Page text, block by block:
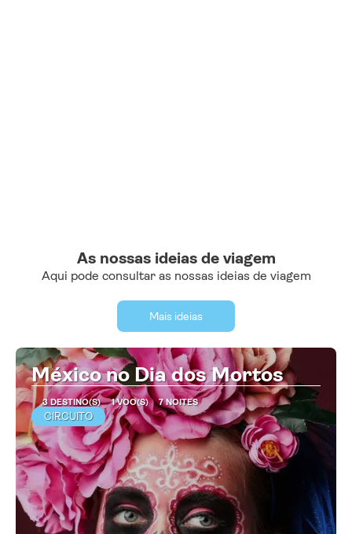
As nossas ideias de viagem
Aqui pode consultar as nossas ideias de viagem
Mais ideias
México no Dia dos Mortos
3 DESTINO(S) 1 VOO(S) 7 NOITES
CIRCUITO